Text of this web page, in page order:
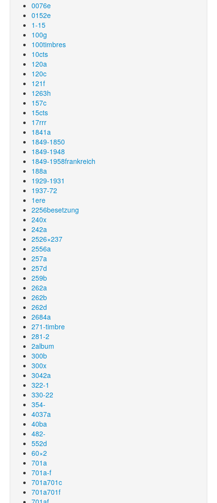
0076e
0152e
1-15
100g
100timbres
10cts
120a
120c
121f
1263h
157c
15cts
17rrr
1841a
1849-1850
1849-1948
1849-1958frankreich
188a
1929-1931
1937-72
1ere
2256besetzung
240x
242a
2526×237
2556a
257a
257d
259b
262a
262b
262d
2684a
271-timbre
281-2
2album
300b
300x
3042a
322-1
330-22
354-
4037a
40ba
482-
552d
60×2
701a
701a-f
701a701c
701a701f